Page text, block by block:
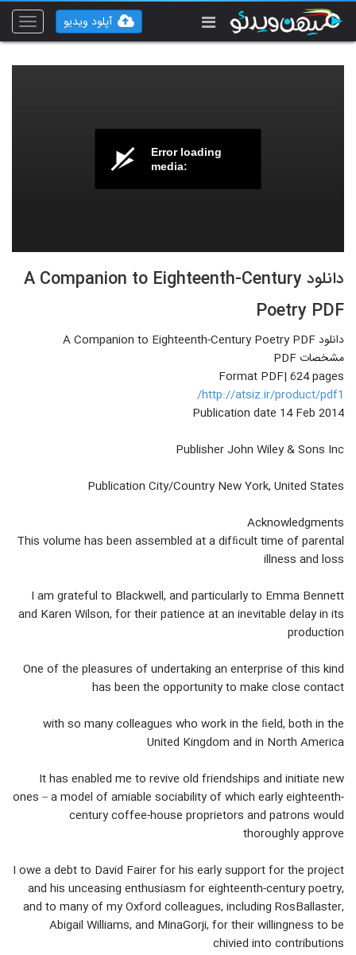
Toggle
آپلود ویدیو
Error loading
media:
دانلود A Companion to Eighteenth-Century
Poetry PDF
دانلود A Companion to Eighteenth-Century Poetry PDF
مشخصات PDF
Format PDF| 624 pages
http://atsiz.ir/product/pdf1/
Publication date 14 Feb 2014
Publisher John Wiley & Sons Inc
Publication City/Country New York, United States
Acknowledgments
This volume has been assembled at a difﬁcult time of parental
illness and loss
I am grateful to Blackwell, and particularly to Emma Bennett
and Karen Wilson, for their patience at an inevitable delay in its
production
One of the pleasures of undertaking an enterprise of this kind
has been the opportunity to make close contact
with so many colleagues who work in the ﬁeld, both in the
United Kingdom and in North America
It has enabled me to revive old friendships and initiate new
ones – a model of amiable sociability of which early eighteenth-
century coffee-house proprietors and patrons would
thoroughly approve
I owe a debt to David Fairer for his early support for the project
and his unceasing enthusiasm for eighteenth-century poetry,
and to many of my Oxford colleagues, including RosBallaster,
Abigail Williams, and MinaGorji, for their willingness to be
chivied into contributions